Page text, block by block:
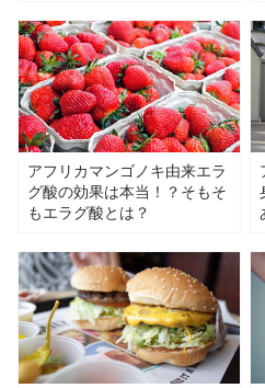
アフリカマンゴノキ由来エラ
グ酸の効果は本当！？そもそ
もエラグ酸とは？